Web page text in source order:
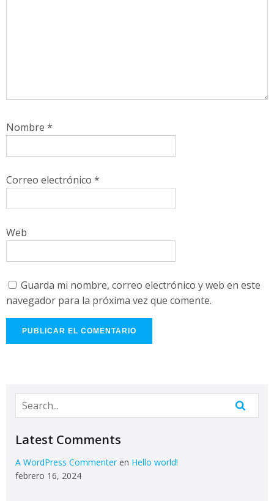
Nombre *
Correo electrónico *
Web
Guarda mi nombre, correo electrónico y web en este
navegador para la próxima vez que comente.
Latest Comments
A WordPress Commenter en Hello world!
febrero 16, 2024